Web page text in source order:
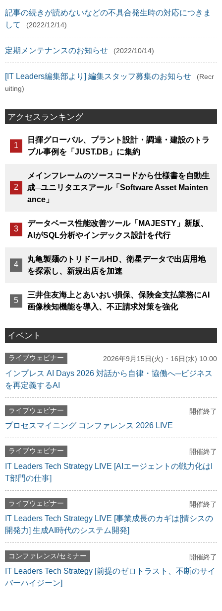
記事の続きが読めないなどの不具合発生時の対応につきま
して
(2022/12/14)
定期メンテナンスのお知らせ (2022/10/14)
[IT Leaders編集部より] 編集スタッフ募集のお知らせ
(Recr
uiting)
アクセスランキング
日揮グローバル、プラント設計・調達・建設のトラ
ブル事例を「JUST.DB」に集約
メインフレームのソースコードから仕様書を自動生
成─ユニリタエスアール「Software Asset Mainten
ance」
データベース性能改善ツール「MAJESTY」新版、
AIがSQL分析やインデックス設計を代行
丸亀製麺のトリドールHD、衛星データで出店用地
を探索し、新規出店を加速
三井住友海上とあいおい損保、保険金支払業務にAI
画像検知機能を導入、不正請求対策を強化
イベント
ライブウェビナー 2026年9月15日(火)・16日(水) 10:00
インプレス AI Days 2026 対話から自律・協働へ─ビジネス
を再定義するAI
ライブウェビナー 開催終了
プロセスマイニング コンファレンス 2026 LIVE
ライブウェビナー 開催終了
IT Leaders Tech Strategy LIVE [AIエージェントの戦力化はI
T部門の仕事]
ライブウェビナー 開催終了
IT Leaders Tech Strategy LIVE [事業成長のカギは[情シスの
開発力] 生成AI時代のシステム開発]
コンファレンス/セミナー 開催終了
IT Leaders Tech Strategy [前提のゼロトラスト、不断のサイ
バーハイジーン]